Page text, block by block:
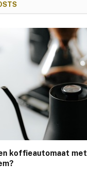
koffieautomaat met